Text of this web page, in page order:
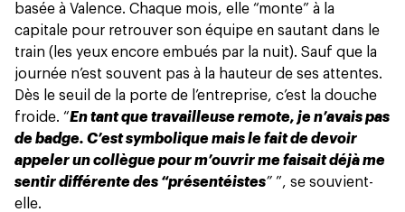
basée à Valence. Chaque mois, elle “monte” à la
capitale pour retrouver son équipe en sautant dans le
train (les yeux encore embués par la nuit). Sauf que la
journée n’est souvent pas à la hauteur de ses attentes.
Dès le seuil de la porte de l’entreprise, c’est la douche
froide. “En tant que travailleuse remote, je n’avais pas
de badge. C’est symbolique mais le fait de devoir
appeler un collègue pour m’ouvrir me faisait déjà me
sentir différente des “présentéistes” ”, se souvient-
elle.